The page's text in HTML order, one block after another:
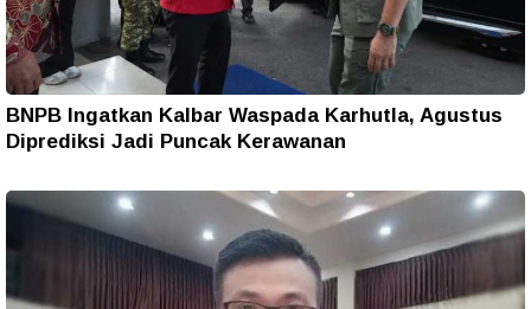
BNPB Ingatkan Kalbar Waspada Karhutla, Agustus
Diprediksi Jadi Puncak Kerawanan